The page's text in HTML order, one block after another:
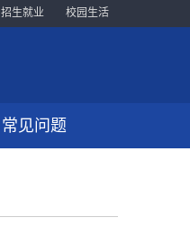
招生就业 校园生活
常见问题